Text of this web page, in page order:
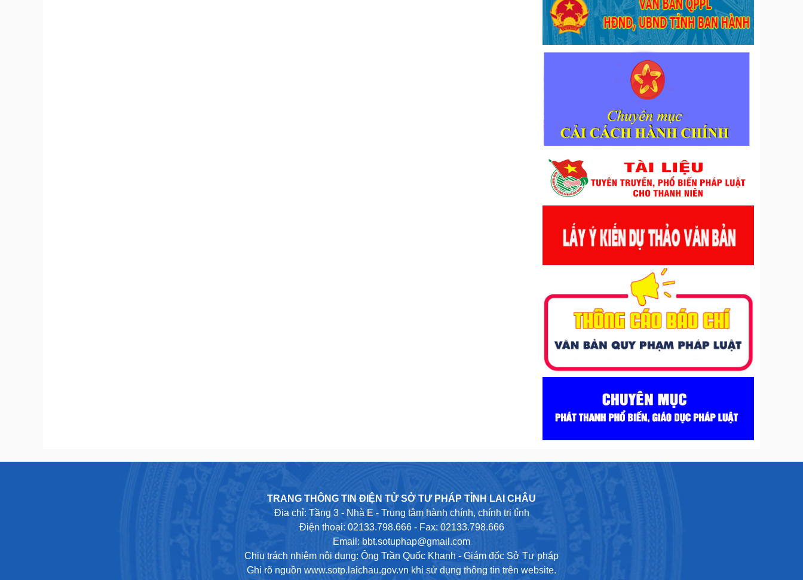
dụng kinh phí đóng góp của tổ chức, cá nhân khai
thác khoáng sản trên địa bàn tỉnh Lai Châu
Nghị định số 189/2026/NĐ-CP ngày 28/5/2026 của
Chính phủ về quy định về phát hành, phổ biến phim
phục vụ nhiệm vụ chính trị
TRANG THÔNG TIN ĐIỆN TỬ SỞ TƯ PHÁP TỈNH LAI CHÂU
Địa chỉ: Tầng 3 - Nhà E - Trung tâm hành chính, chính trị tỉnh
Điện thoại: 02133.798.666 - Fax: 02133.798.666
Email: bbt.sotuphap@gmail.com
Chịu trách nhiệm nội dung: Ông Trần Quốc Khanh - Giám đốc Sở Tư pháp
Ghi rõ nguồn www.sotp.laichau.gov.vn khi sử dụng thông tin trên website.